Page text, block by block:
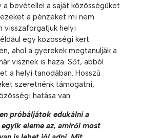
a bevétellel a saját közösségüket
a pénzeket mi nem
visszaforgatjuk helyi
egy közösségi kert
ahol a gyerekek megtanulják a
visznek is haza. Sőt, abból
a helyi tanodában. Hosszú
szeretnénk támogatni,
hatása van.
próbáljátok edukálni a
eleme az, amiről most